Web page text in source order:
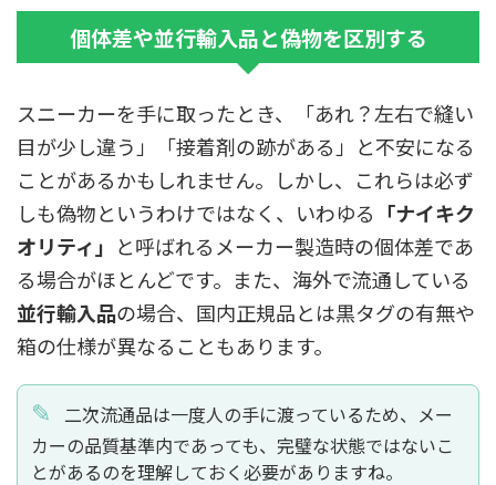
個体差や並行輸入品と偽物を区別する
スニーカーを手に取ったとき、「あれ？左右で縫い
目が少し違う」「接着剤の跡がある」と不安になる
ことがあるかもしれません。しかし、これらは必ず
しも偽物というわけではなく、いわゆる 「ナイキク
オリティ」 と呼ばれるメーカー製造時の個体差であ
る場合がほとんどです。また、海外で流通している
並行輸入品の場合、国内正規品とは黒タグの有無や
箱の仕様が異なることもあります。
二次流通品は一度人の手に渡っているため、メー
カーの品質基準内であっても、完璧な状態ではないこ
とがあるのを理解しておく必要がありますね。